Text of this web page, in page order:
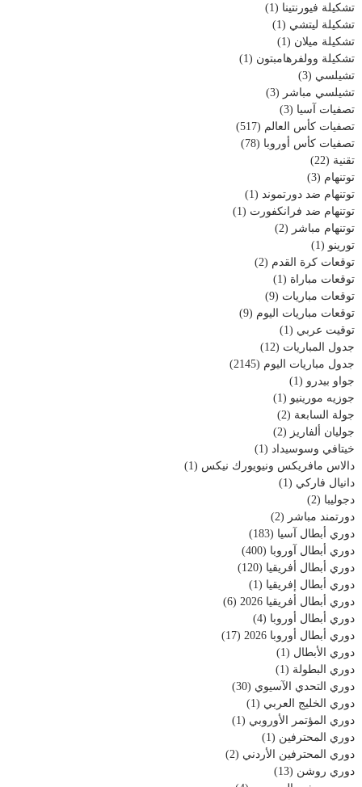
تشكيلة فيورنتينا (1)
تشكيلة ليتشي (1)
تشكيلة ميلان (1)
تشكيلة وولفرهامبتون (1)
تشيلسي (3)
تشيلسي مباشر (3)
تصفيات آسيا (3)
تصفيات كأس العالم (517)
تصفيات كأس أوروبا (78)
تقنية (22)
توتنهام (3)
توتنهام ضد دورتموند (1)
توتنهام ضد فرانكفورت (1)
توتنهام مباشر (2)
تورينو (1)
توقعات كرة القدم (2)
توقعات مباراة (1)
توقعات مباريات (9)
توقعات مباريات اليوم (9)
توقيت عربي (1)
جدول المباريات (12)
جدول مباريات اليوم (2145)
جواو بيدرو (1)
جوزيه مورينيو (1)
جولة السابعة (2)
جوليان ألفاريز (2)
خيتافي وسوسيداد (1)
دالاس مافريكس ونيويورك نيكس (1)
دانيال فاركي (1)
دجوليبا (2)
دورتمند مباشر (2)
دوري أبطال آسيا (183)
دوري أبطال آوروبا (400)
دوري أبطال أفريقيا (120)
دوري أبطال إفريقيا (1)
دوري أبطال أفريقيا 2026
(6)
دوري أبطال أوروبا (4)
دوري أبطال أوروبا 2026
(17)
دوري الأبطال (1)
دوري البطولة (1)
دوري التحدي الآسيوي (30)
دوري الخليج العربي (1)
دوري المؤتمر الأوروبي (1)
دوري المحترفين (1)
دوري المحترفين الأردني (2)
دوري روشن (13)